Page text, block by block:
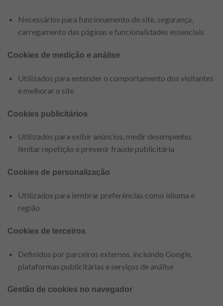
Necessários para funcionamento do site, segurança,
carregamento das páginas e funcionalidades essenciais
Cookies de medição e análise
Utilizados para entender o comportamento dos visitantes
e melhorar o site
Cookies publicitários
Utilizados para exibir anúncios, medir desempenho,
limitar repetição e prevenir fraude publicitária
Cookies de personalização
Utilizados para lembrar preferências como idioma e
região
Cookies de terceiros
Definidos por parceiros externos, incluindo Google,
plataformas publicitárias e serviços de análise
Gestão de cookies no navegador